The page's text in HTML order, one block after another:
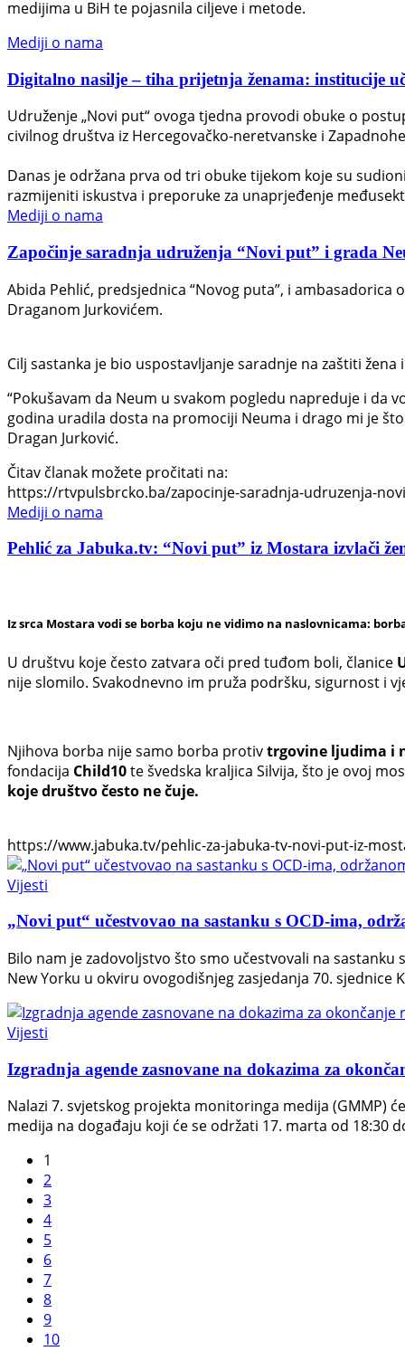
medijima u BiH te pojasnila ciljeve i metode.
Mediji o nama
Digitalno nasilje – tiha prijetnja ženama: institucije
Udruženje „Novi put“ ovoga tjedna provodi obuke o
civilnog društva iz Hercegovačko-neretvanske i
Danas je održana prva od tri obuke tijekom koje su
razmijeniti iskustva i preporuke za unaprjeđenje
Mediji o nama
Započinje saradnja udruženja “Novi put” i grada
Abida Pehlić, predsjednica “Novog puta”, i
Draganom Jurkovićem.
Cilj sastanka je bio uspostavljanje saradnje na zaštiti žena
“Pokušavam da Neum u svakom pogledu napreduje i
godina uradila dosta na promociji Neuma i drago mi je
Dragan Jurković.
Čitav članak možete pročitati na:
https://rtvpulsbrcko.ba/zapocinje-saradnja-udruzenja-
Mediji o nama
Pehlić za Jabuka.tv: “Novi put” iz Mostara izvlači
Iz srca Mostara vodi se borba koju ne vidimo na naslovnicama:
U društvu koje često zatvara oči pred tuđom boli, članice
nije slomilo. Svakodnevno im pruža podršku, sigurnost i
Njihova borba nije samo borba protivtrgovine ljudima i
fondacija Child10te švedska kraljica Silvija, što je ovoj
koje društvo često ne čuje.
https://www.jabuka.tv/pehlic-za-jabuka-tv-novi-put-iz-
Vijesti
„Novi put“ učestvovao na sastanku s OCD-ima,
Bilo nam je zadovoljstvo što smo učestvovali na
New Yorku u okviru ovogodišnjeg zasjedanja 70. sjednice
Vijesti
Izgradnja agende zasnovane na dokazima za
Nalazi 7. svjetskog projekta monitoringa medija (GMMP)
medija na događaju koji će se održati 17. marta od 18:30
1
2
3
4
5
6
7
8
9
10